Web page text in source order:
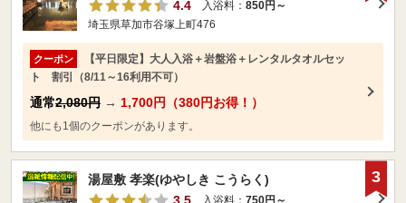
4.4
入浴料： 850円～
埼玉県草加市谷塚上町476
クーポン
【平日限定】大人入浴＋岩盤浴＋レンタルタオルセッ
ト 割引（8/11～16利用不可）
通常2,080円 → 1,700円（380円お得！）
他にも1個のクーポンがあります。
湯屋敷 孝楽(ゆやしき こうらく)
3.5
入浴料： 750円～
3